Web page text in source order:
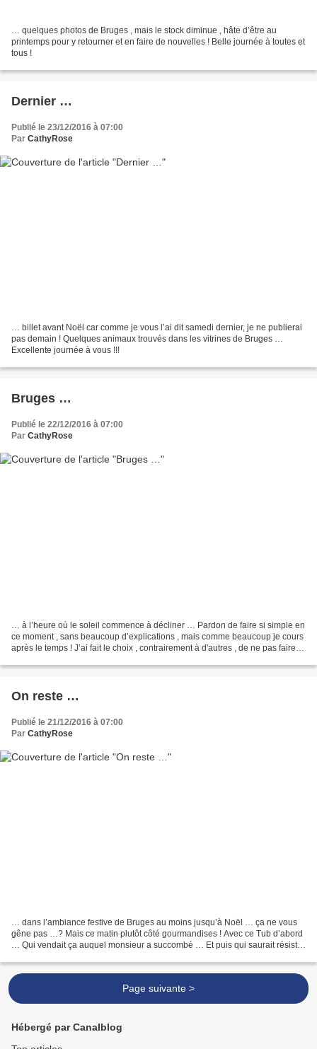
… quelques photos de Bruges , mais le stock diminue , hâte d’être au
printemps pour y retourner et en faire de nouvelles ! Belle journée à toutes et
tous !
Dernier …
Publié le 23/12/2016 à 07:00
Par CathyRose
… billet avant Noël car comme je vous l’ai dit samedi dernier, je ne publierai
pas demain ! Quelques animaux trouvés dans les vitrines de Bruges …
Excellente journée à vous !!!
Bruges …
Publié le 22/12/2016 à 07:00
Par CathyRose
… à l’heure où le soleil commence à décliner … Pardon de faire si simple en
ce moment , sans beaucoup d’explications , mais comme beaucoup je cours
après le temps ! J’ai fait le choix , contrairement à d'autres , de ne pas faire
On reste …
Publié le 21/12/2016 à 07:00
Par CathyRose
… dans l’ambiance festive de Bruges au moins jusqu’à Noël … ça ne vous
gêne pas …? Mais ce matin plutôt côté gourmandises ! Avec ce Tub d’abord
… Qui vendait ça auquel monsieur a succombé … Et puis qui saurait résister
Page suivante >
Hébergé par Canalblog